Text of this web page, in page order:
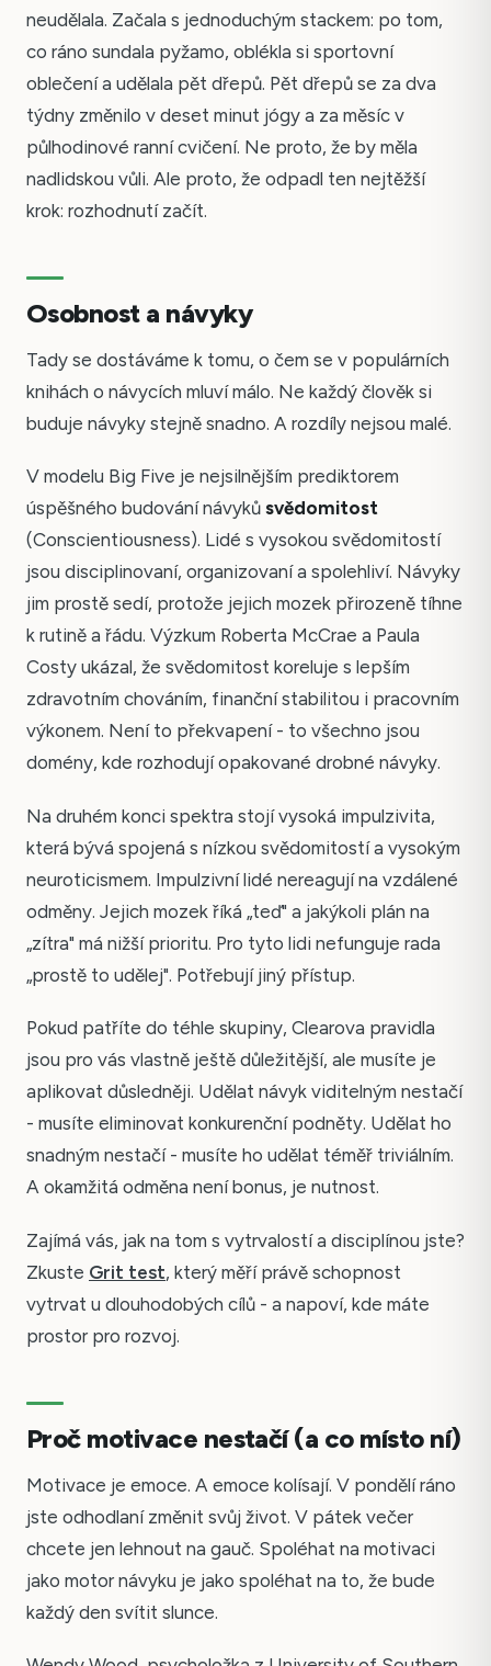
neudělala. Začala s jednoduchým stackem: po tom,
co ráno sundala pyžamo, oblékla si sportovní
oblečení a udělala pět dřepů. Pět dřepů se za dva
týdny změnilo v deset minut jógy a za měsíc v
půlhodinové ranní cvičení. Ne proto, že by měla
nadlidskou vůli. Ale proto, že odpadl ten nejtěžší
krok: rozhodnutí začít.
Osobnost a návyky
Tady se dostáváme k tomu, o čem se v populárních
knihách o návycích mluví málo. Ne každý člověk si
buduje návyky stejně snadno. A rozdíly nejsou malé.
V modelu Big Five je nejsilnějším prediktorem
úspěšného budování návyků svědomitost
(Conscientiousness). Lidé s vysokou svědomitostí
jsou disciplinovaní, organizovaní a spolehliví. Návyky
jim prostě sedí, protože jejich mozek přirozeně tíhne
k rutině a řádu. Výzkum Roberta McCrae a Paula
Costy ukázal, že svědomitost koreluje s lepším
zdravotním chováním, finanční stabilitou i pracovním
výkonem. Není to překvapení - to všechno jsou
domény, kde rozhodují opakované drobné návyky.
Na druhém konci spektra stojí vysoká impulzivita,
která bývá spojená s nízkou svědomitostí a vysokým
neuroticismem. Impulzivní lidé nereagují na vzdálené
odměny. Jejich mozek říká „teď" a jakýkoli plán na
„zítra" má nižší prioritu. Pro tyto lidi nefunguje rada
„prostě to udělej". Potřebují jiný přístup.
Pokud patříte do téhle skupiny, Clearova pravidla
jsou pro vás vlastně ještě důležitější, ale musíte je
aplikovat důsledněji. Udělat návyk viditelným nestačí
- musíte eliminovat konkurenční podněty. Udělat ho
snadným nestačí - musíte ho udělat téměř triviálním.
A okamžitá odměna není bonus, je nutnost.
Zajímá vás, jak na tom s vytrvalostí a disciplínou jste?
Zkuste Grit test, který měří právě schopnost
vytrvat u dlouhodobých cílů - a napoví, kde máte
prostor pro rozvoj.
Proč motivace nestačí (a co místo ní)
Motivace je emoce. A emoce kolísají. V pondělí ráno
jste odhodlaní změnit svůj život. V pátek večer
chcete jen lehnout na gauč. Spoléhat na motivaci
jako motor návyku je jako spoléhat na to, že bude
každý den svítit slunce.